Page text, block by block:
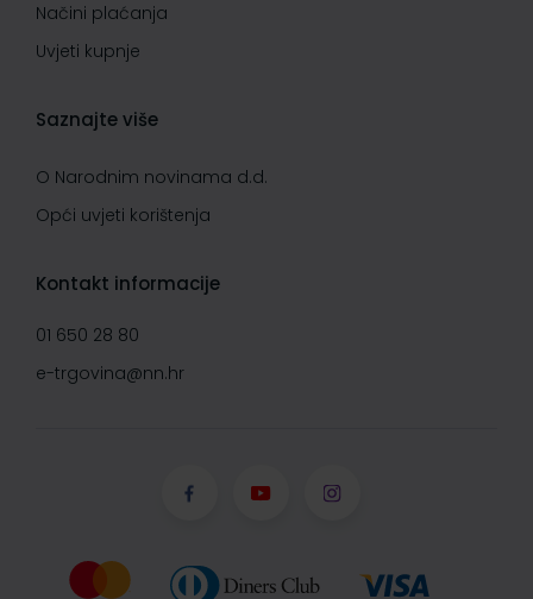
Načini plaćanja
Uvjeti kupnje
Saznajte više
O Narodnim novinama d.d.
Opći uvjeti korištenja
Kontakt informacije
01 650 28 80
e-trgovina@nn.hr